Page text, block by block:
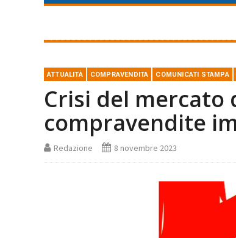
ATTUALITÀ COMPRAVENDITA COMUNICATI STAMPA
Crisi del
compravendite
Redazione 8 novembre 2023